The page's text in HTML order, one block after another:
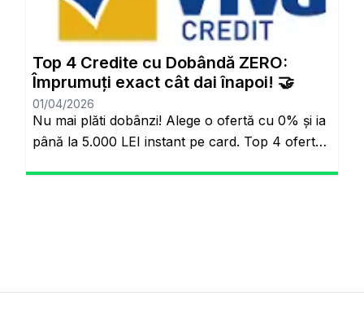
bankacılık sektöründe adil olmayan bir durum
söz konusuydu: Borçlarını düzenli ödeyenlerle
sürekli aksatanlar aynı faiz yükünü
omuzluyordu. Ancak günümüzde teknoloji […]
Top 4 Credite cu Dobândă ZERO:
Împrumuți exact cât dai înapoi! 🤝
01/04/2026
Nu mai plăti dobânzi! Alege o ofertă cu 0% și ia
până la 5.000 LEI instant pe card. Top 4 oferte